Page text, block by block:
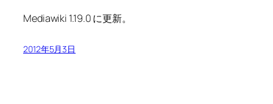
Mediawiki 1.19.0 に更新。
2012年5月3日